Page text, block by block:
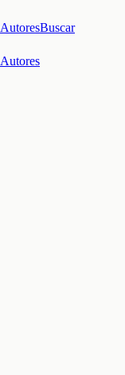
AutoresBuscar
Autores